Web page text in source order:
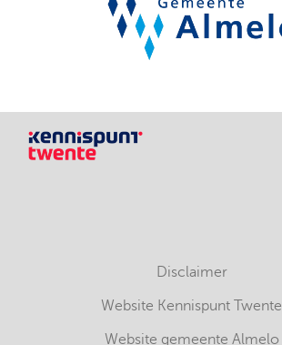
Disclaimer
Website Kennispunt Twente
Website gemeente Almelo